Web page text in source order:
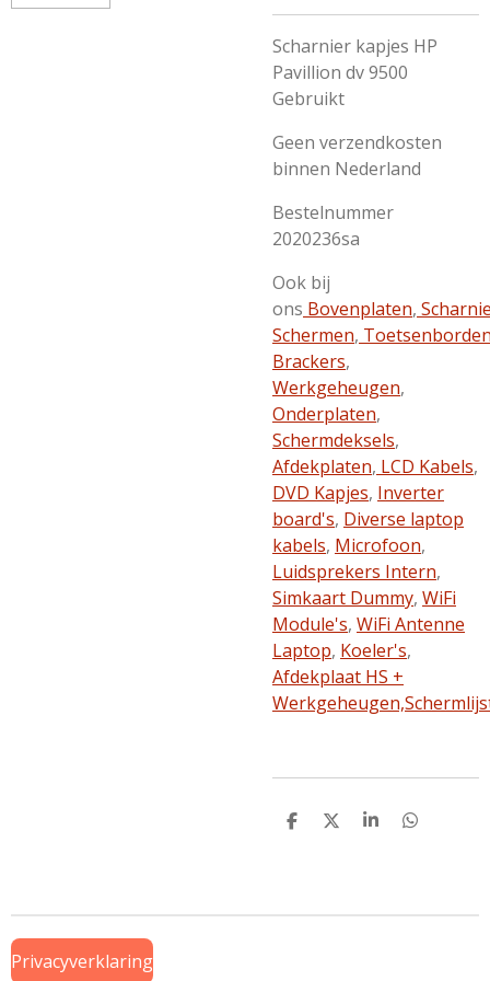
Scharnier kapjes HP
Pavillion dv 9500
Gebruikt
Geen verzendkosten
binnen Nederland
Bestelnummer
2020236sa
Ook bij
ons Bovenplaten,
Schermen,
Brackers,
Werkgeheugen,
Onderplaten,
Schermdeksels,
Afdekplaten, LCD Kabels,
DVD Kapjes, Inverter
board's, Diverse laptop
kabels, Microfoon,
Luidsprekers Intern,
Simkaart Dummy, WiFi
Module's, WiFi Antenne
Laptop, Koeler's,
Afdekplaat HS +
Werkgeheugen,
D
D
S
D
Privacyverklaring